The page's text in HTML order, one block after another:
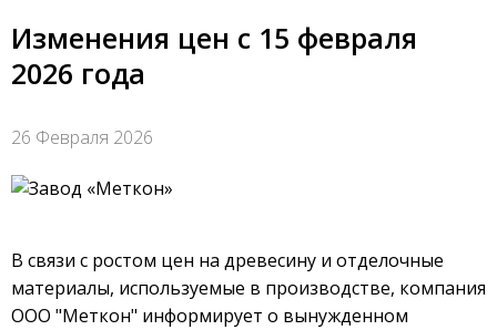
Изменения цен с 15 февраля
2026 года
26 Февраля 2026
В связи с ростом цен на древесину и отделочные
материалы, используемые в производстве, компания
ООО "Меткон" информирует о вынужденном